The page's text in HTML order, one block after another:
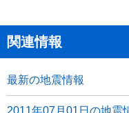
関連情報
最新の地震情報
2011年07月01日の地震